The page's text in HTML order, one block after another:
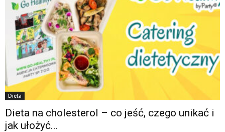
Dieta
Dieta na cholesterol – co jeść, czego unikać i
jak ułożyć...